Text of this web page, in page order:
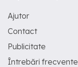
Ajutor
Contact
Publicitate
Întrebări frecvente